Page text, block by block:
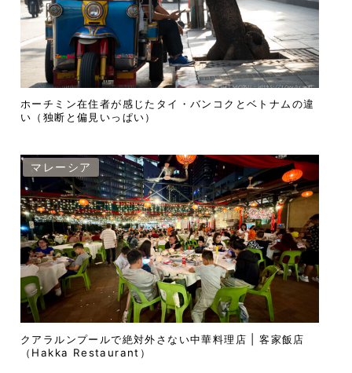
ホーチミン在住者が感じたタイ・バンコクとベトナムの違
い（独断と偏見いっぱい）
マレーシア
クアラルンプールで絶対外さない中華料理店 | 客家飯店
（Hakka Restaurant）